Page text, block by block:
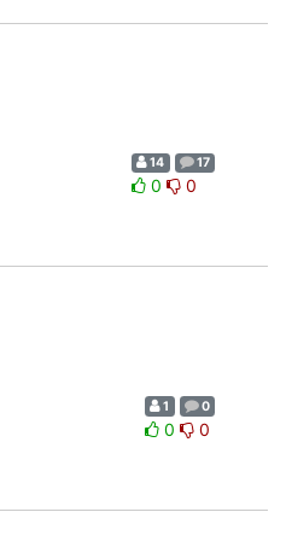
14 17
0 0
1 0
0 0